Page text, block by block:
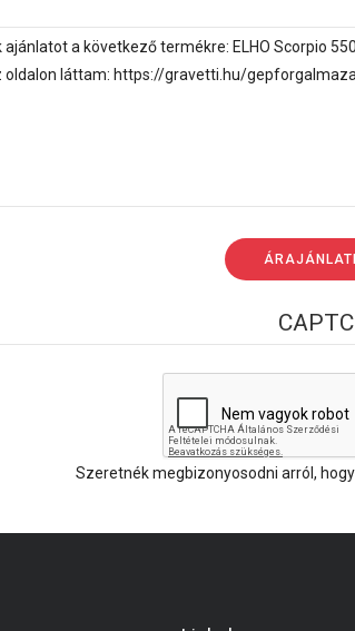
Szeretnék megbizonyosodni arról,